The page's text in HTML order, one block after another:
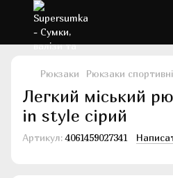
Рюкзаки Рюкзаки
Легкий міський
in style сірий
Артикул:4061459027341